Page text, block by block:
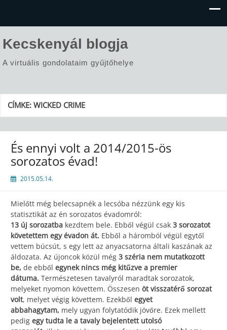
Kecskenyál blogja
A virtuális gondolataim gyűjtőhelye
CÍMKE:WICKED CRIME
És ennyi volt a 2014/2015-ös
sorozatos évad!
2015.05.14.
Mielőtt még belecsapnék a lecsóba nézzünk egy kis
statisztikát az én sorozatos évadomról:
13 új sorozatba kezdtem bele. Ebből végül csak 3 sorozatot
követettem egy évadon át. Ebből a háromból végül egytől
vettem búcsút, s egy lett az anyacsatorna általi kaszának az
áldozata. Az újoncok közül még 3 széria nem mutatkozott
be, de ebből egynek nincs még kitűzve a premier
dátuma. Természetesen tavalyról maradtak sorozatok,
melyeket nyomon követtem. Összesen öt visszatérő sorozat
volt, melyet végig követtem. Ezekből egyet
abbahagytam, mely ugyan folytatódik jövőre. Ezek mellett
pedig egy tudta le a tavaly bejelentett utolsó